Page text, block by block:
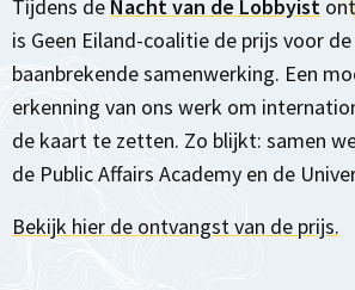
Tijdens de Nacht van de Lobbyist
is Geen Eiland-coalitie de prijs voor
baanbrekende samenwerking. Een
erkenning van ons werk om
de kaart te zetten. Zo blijkt: samen
de Public Affairs Academy en de
Bekijk hier de ontvangst van de prijs.